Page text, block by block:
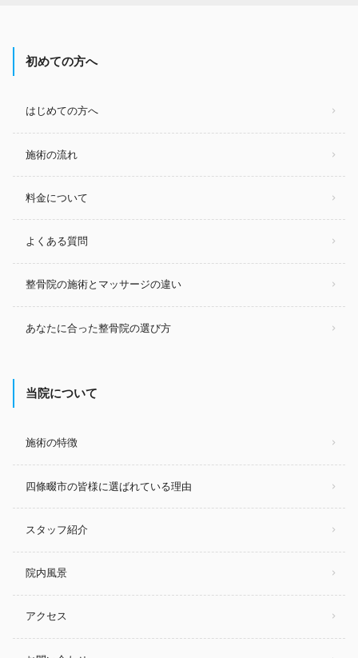
初めての方へ
はじめての方へ
施術の流れ
料金について
よくある質問
整骨院の施術とマッサージの違い
あなたに合った整骨院の選び方
当院について
施術の特徴
四條畷市の皆様に選ばれている理由
スタッフ紹介
院内風景
アクセス